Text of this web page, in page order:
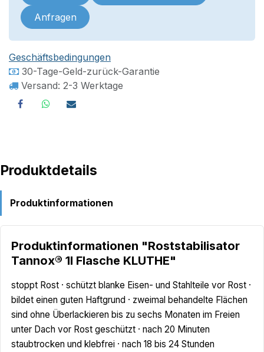
Anfragen
Geschäftsbedingungen
30-Tage-Geld-zurück-Garantie
Versand: 2-3 Werktage
Produktdetails
Produktinformationen
Produktinformationen "Roststabilisator
Tannox® 1l Flasche KLUTHE"
stoppt Rost · schützt blanke Eisen- und Stahlteile vor Rost ·
bildet einen guten Haftgrund · zweimal behandelte Flächen
sind ohne Überlackieren bis zu sechs Monaten im Freien
unter Dach vor Rost geschützt · nach 20 Minuten
staubtrocken und klebfrei · nach 18 bis 24 Stunden